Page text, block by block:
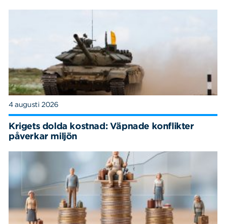
4 augusti 2026
Krigets dolda kostnad: Väpnade konflikter
påverkar miljön